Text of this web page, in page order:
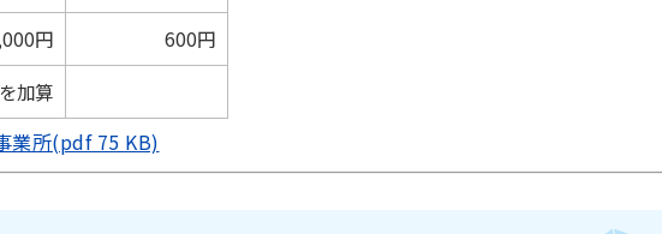
円
600円
加算
業所(pdf 75 KB)